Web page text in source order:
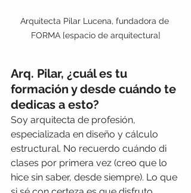
Arquitecta Pilar Lucena, fundadora de
FORMA [espacio de arquitectura]
Arq. Pilar, ¿cuál es tu
formación y desde cuándo te
dedicas a esto?
Soy arquitecta de profesión,
especializada en diseño y cálculo
estructural. No recuerdo cuándo di
clases por primera vez (creo que lo
hice sin saber, desde siempre). Lo que